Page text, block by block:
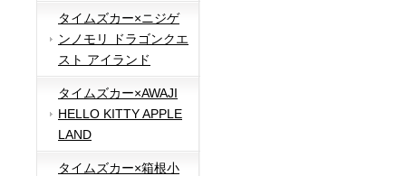
タイムズカー×ニジゲ
ンノモリ ドラゴンクエ
スト アイランド
タイムズカー×AWAJI
HELLO KITTY APPLE
LAND
タイムズカー×箱根小